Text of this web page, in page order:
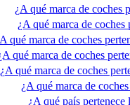
¿A qué marca de coches
¿A qué marca de
qué marca de coches
qué marca de coches
¿A qué marca de coches
¿A qué marca de
¿A qué país